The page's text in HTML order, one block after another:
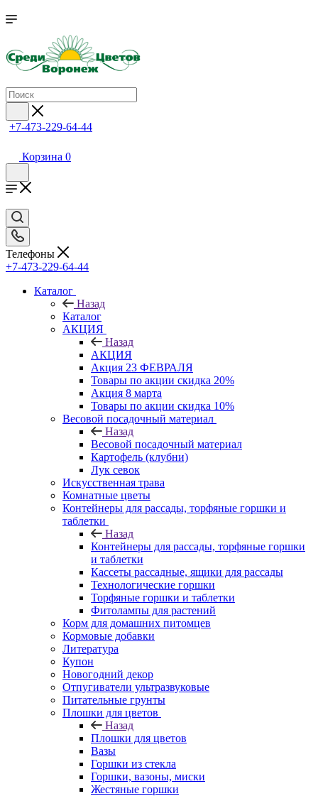
+7-473-229-64-44
Корзина 0
Телефоны
+7-473-229-64-44
Каталог
Назад
Каталог
АКЦИЯ
Назад
АКЦИЯ
Акция 23 ФЕВРАЛЯ
Товары по акции скидка 20%
Акция 8 марта
Товары по акции скидка 10%
Весовой посадочный материал
Назад
Весовой посадочный материал
Картофель (клубни)
Лук севок
Искусственная трава
Комнатные цветы
Контейнеры для рассады, торфяные горшки и
таблетки
Назад
Контейнеры для рассады, торфяные горшки
и таблетки
Кассеты рассадные, ящики для рассады
Технологические горшки
Торфяные горшки и таблетки
Фитолампы для растений
Корм для домашних питомцев
Кормовые добавки
Литература
Купон
Новогодний декор
Отпугиватели ультразвуковые
Питательные грунты
Плошки для цветов
Назад
Плошки для цветов
Вазы
Горшки из стекла
Горшки, вазоны, миски
Жестяные горшки